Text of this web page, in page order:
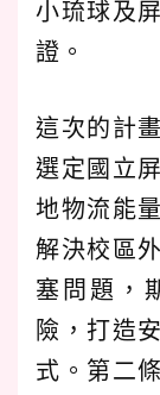
小琉球及
證。
這次的計
選定國立
地物流能
解決校區
塞問題，
險，打造
式。第二